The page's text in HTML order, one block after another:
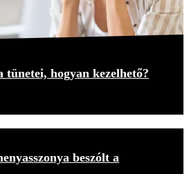
hogyan kezelhető?
beszólt a